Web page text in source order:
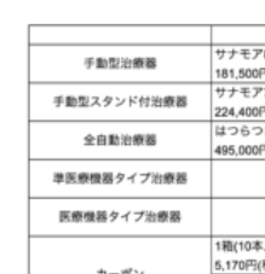
メール